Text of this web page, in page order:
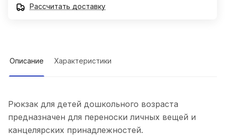
Рассчитать доставку
Описание Характеристики
Рюкзак для детей дошкольного возраста
предназначен для переноски личных вещей и
канцелярских принадлежностей.